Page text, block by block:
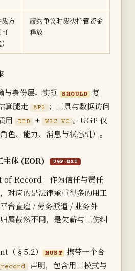
方
可
履约争议时裁决托管资金
释放
与身份层。实现
SHOULD
复
算腿走 AP2
；工具与数据访问
用 DID + W3C VC 。UGP 仅
色、能力、消息与状态机）。
体 (EOR) UGP-EXT
Record」作为信任与责任
对应的是法律承重得多的用工
台直雇 / 劳务派遣 / 业务外
属截然不同，是欠薪与工伤纠
（§5.2）
MUST 携带一个合
声明，包含用工模式与